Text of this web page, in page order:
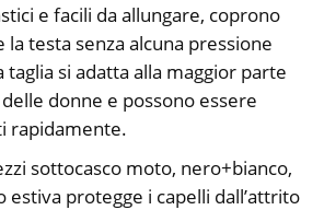
e facili da allungare, coprono
testa senza alcuna pressione
taglia si adatta alla maggior parte
donne e possono essere
rapidamente.
sottocasco moto, nero+bianco,
estiva protegge i capelli dall’attrito